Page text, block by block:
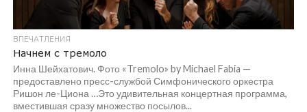
ВПЕЧАТЛЕНИЯ
Начнем с тремоло
Инна Шейхатович. Фото «Tremolo» by Michael Fabia —
предоставлено пресс-службой Симфонического оркестра
Ришон ле-Циона …Это удивительная концертная программа,
вместившая сразу множество посылов...